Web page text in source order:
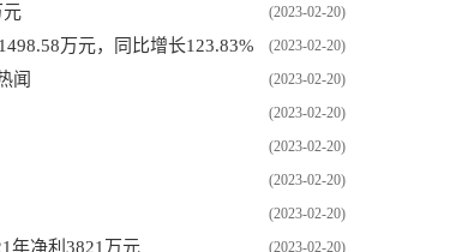
(2023-02-20)
元
(2023-02-20)
万元，同比增长123.83%
(2023-02-20)
闻
(2023-02-20)
(2023-02-20)
(2023-02-20)
(2023-02-20)
(2023-02-20)
年净利3821万元